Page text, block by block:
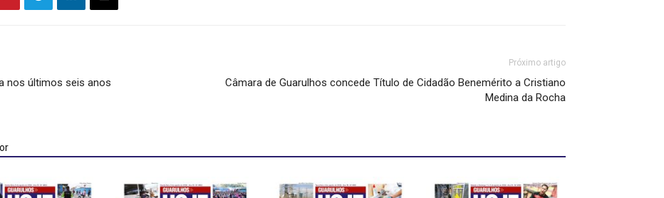
nos últimos seis anos
Próximo artigo
Câmara de Guarulhos concede Título de Cidadão Benemérito a Cristiano
Medina da Rocha